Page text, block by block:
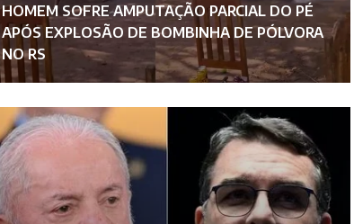
HOMEM SOFRE AMPUTAÇÃO PARCIAL DO PÉ
APÓS EXPLOSÃO DE BOMBINHA DE PÓLVORA
NO RS